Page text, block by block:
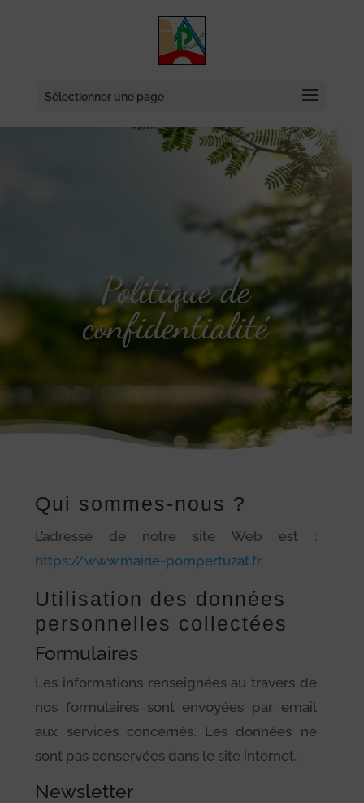
Sélectionner une page
Politique de
confidentialité
Qui sommes-nous ?
L’adresse de notre site Web est :
https://www.mairie-pompertuzat.fr
Utilisation des données
personnelles collectées
Formulaires
Les informations renseignées au travers de
nos formulaires sont envoyées par email
aux services concernés. Les données ne
sont pas conservées dans le site internet.
Newsletter